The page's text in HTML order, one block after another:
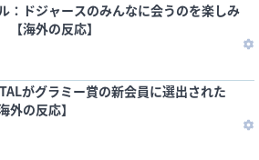
：ドジャースのみんなに会うのを楽しみ
海外の反応】
がグラミー賞の新会員に選出された
の反応】